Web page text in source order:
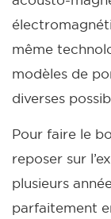
même
modèles de
diverses
Pour faire le
reposer sur
plusieurs
parfaitement